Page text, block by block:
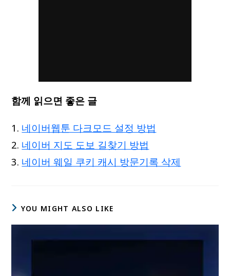
함께 읽으면 좋은 글
네이버웹툰 다크모드 설정 방법
네이버 지도 도보 길찾기 방법
네이버 웨일 쿠키 캐시 방문기록 삭제
YOU MIGHT ALSO LIKE